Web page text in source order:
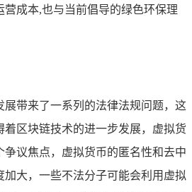
成本,也与当前倡导的绿色环保理
展带来了一系列的法律法规问题，这
区块链技术的进一步发展，虚拟货
争议焦点，虚拟货币的匿名性和去中
加大，一些不法分子可能会利用虚拟